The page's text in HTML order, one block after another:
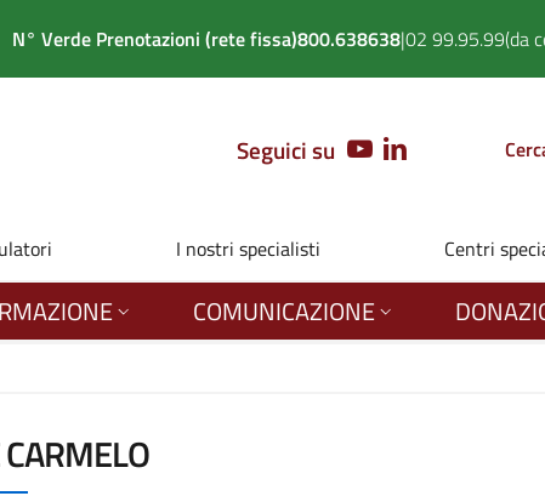
N° Verde Prenotazioni (rete fissa)800.638638|02 99.95.99(da
Seguici su YOUTUBELINKEDIN
I nostri specialisti Centri
COMUNICAZIONE